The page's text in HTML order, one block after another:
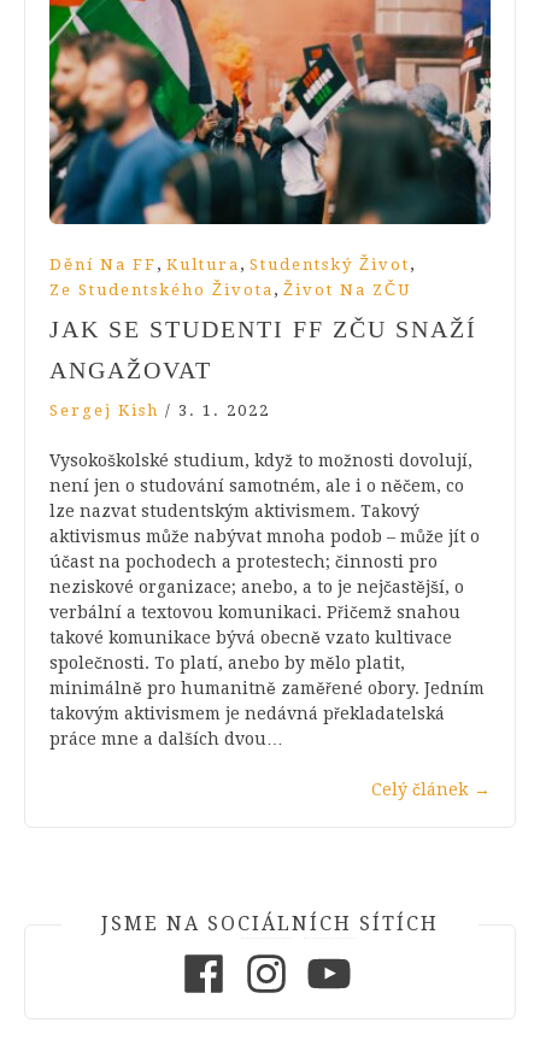
Dění Na FF , Kultura , Studentský Život ,
Ze Studentského Života , Život Na ZČU
JAK SE STUDENTI FF ZČU SNAŽÍ
ANGAŽOVAT
Sergej Kish / 3. 1. 2022
Vysokoškolské studium, když to možnosti dovolují,
není jen o studování samotném, ale i o něčem, co
lze nazvat studentským aktivismem. Takový
aktivismus může nabývat mnoha podob – může jít o
účast na pochodech a protestech; činnosti pro
neziskové organizace; anebo, a to je nejčastější, o
verbální a textovou komunikaci. Přičemž snahou
takové komunikace bývá obecně vzato kultivace
společnosti. To platí, anebo by mělo platit,
minimálně pro humanitně zaměřené obory. Jedním
takovým aktivismem je nedávná překladatelská
práce mne a dalších dvou…
Celý článek →
JSME NA SOCIÁLNÍCH SÍTÍCH